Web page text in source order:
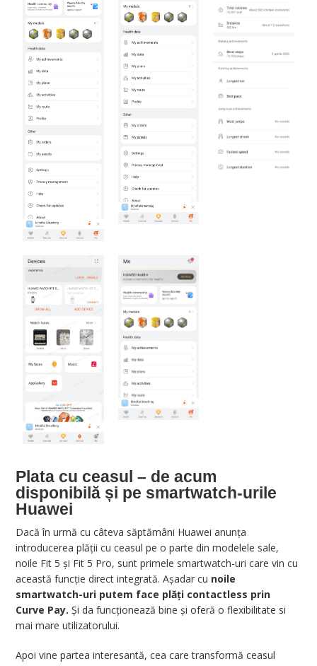
Plata cu ceasul – de acum
disponibilă și pe smartwatch-urile
Huawei
Dacă în urmă cu câteva săptămâni Huawei anunța
introducerea plății cu ceasul pe o parte din modelele sale,
noile Fit 5 și Fit 5 Pro, sunt primele smartwatch-uri care vin cu
această funcție direct integrată. Așadar cu noile
smartwatch-uri putem face plăți contactless prin
Curve Pay. Și da funcționează bine și oferă o flexibilitate si
mai mare utilizatorului.
Apoi vine partea interesantă, cea care transformă ceasul